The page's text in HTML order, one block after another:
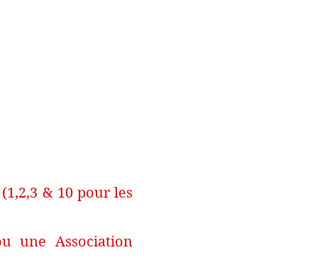
& 10 pour les
une Association